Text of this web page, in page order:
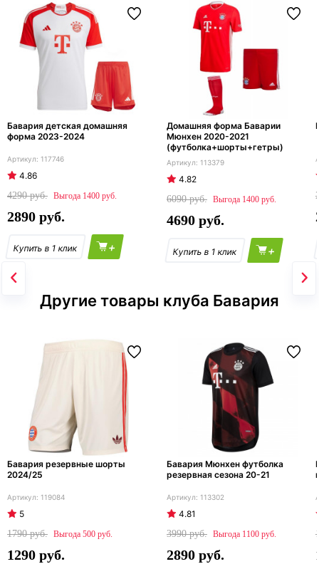
Бавария детская домашняя
форма 2023-2024
117746
4.86
4290
1400
2890
+
Домашняя форма Баварии
Мюнхен 2020-2021
(футболка+шорты+гетры)
113379
4.82
6090
1400
4690
+
Другие товары клуба Бавария
Бавария резервные шорты
2024/25
119084
5
1790
500
1290
Бавария Мюнхен футболка
резервная сезона 20-21
113302
4.81
3990
1100
2890